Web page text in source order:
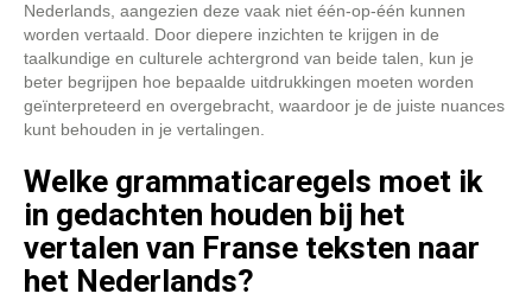
Nederlands, aangezien deze vaak niet één-op-één kunnen
worden vertaald. Door diepere inzichten te krijgen in de
taalkundige en culturele achtergrond van beide talen, kun je
beter begrijpen hoe bepaalde uitdrukkingen moeten worden
geïnterpreteerd en overgebracht, waardoor je de juiste nuances
kunt behouden in je vertalingen.
Welke grammaticaregels moet ik
in gedachten houden bij het
vertalen van Franse teksten naar
het Nederlands?